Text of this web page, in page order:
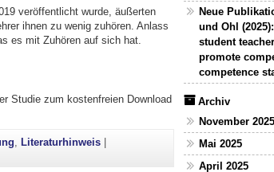
veröffentlicht wurde, äußerten
ihnen zu wenig zuhören. Anlass
es mit Zuhören auf sich hat.
Studie zum kostenfreien Download
,Literaturhinweis |
Neue
und Ohl
student
promote
competence
Archiv
November 2025
Mai 2025
April 2025